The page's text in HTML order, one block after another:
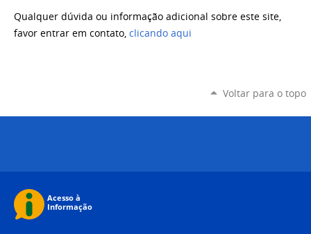
Qualquer dúvida ou informação adicional sobre este site,
favor entrar em contato, clicando aqui
Voltar para o topo